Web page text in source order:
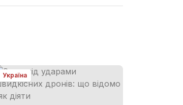
Україна